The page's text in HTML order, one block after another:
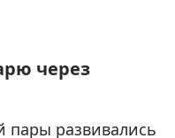
через
пары развивались